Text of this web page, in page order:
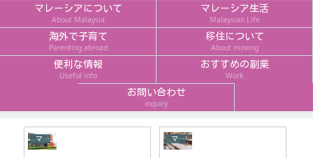
マレーシアについて
About Malaysia
マレーシア生活
Malaysian Life
海外で子育て
Parenting abroad
移住について
About moving
便利な情報
Useful info
おすすめの副業
Work
お問い合わせ
inquiry
マレーシアのごはん マレーシアについて